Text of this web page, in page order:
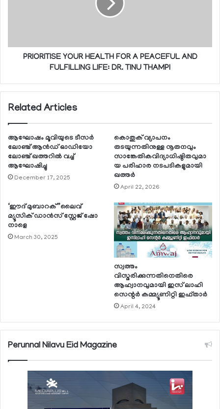
PRIORITISE YOUR HEALTH FOR A PEACEFUL AND
FULFILLING LIFE: DR. TINU THAMPI
Related Articles
ആഘോഷം മൂവിയുടെ ടീസര്‍
ലോഞ്ച് ആന്‍ഡ് ഓഡിയോ
ലോഞ്ച് ഖത്തറില്‍ വച്ച്
ആഘോഷിച്ചു
December 17, 2025
കൊതുക് വ്യാപനം
തടയുന്നതിനുള്ള നൂതനവും
സാങ്കേതികവിദ്യാധിഷ്ഠിതവുമാ
യ പരിഹാര നടപടികളുമായി
ഖത്തര്‍
April 22, 2026
‘ഈദ് മുബാറക് ”ലൈവ്
മ്യൂസിക് ഡാന്‍സ് സ്റ്റേജ് ഷോ
നാളെ
March 30, 2025
സ്വത്തം
വിസ്മരിക്കുന്നതിനെതിരെ
ആഹ്വാനവുമായി ഇസ് ലാഹി
സെന്റര്‍ കമ്മ്യൂണിറ്റി ഇഫ്താര്‍
April 4, 2024
Perunnal Nilavu Eid Magazine